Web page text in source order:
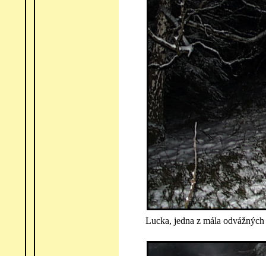
Lucka, jedna z mála odvážných